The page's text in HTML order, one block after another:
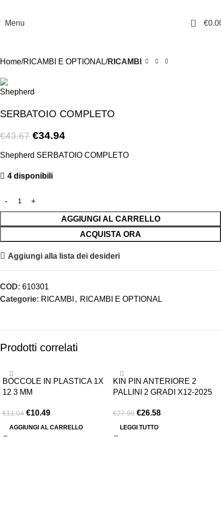
Menu 0 €
Home RICAMBI E OPTIONAL RICAMBI
SERBATOIO COMPLETO
€43.67 €34.94
Shepherd SERBATOIO COMPLETO
4 disponibili
AGGIUNGI AL CARRELLO
ACQUISTA ORA
Aggiungi alla lista dei desideri
COD: 610301
Categorie: RICAMBI , RICAMBI E OPTIONAL
Prodotti correlati
-5%
BOCCOLE IN PLASTICA 1X
12 3 MM
€11.04 €10.49
AGGIUNGI AL CARRELLO
-5%
ESAURITO
KIN PIN ANTERIORE 2
PALLINI 2 GRADI X12-2025
€27.98 €26.58
LEGGI TUTTO